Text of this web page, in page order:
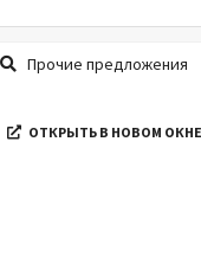
Прочие предложения
ОТКРЫТЬ В НОВОМ